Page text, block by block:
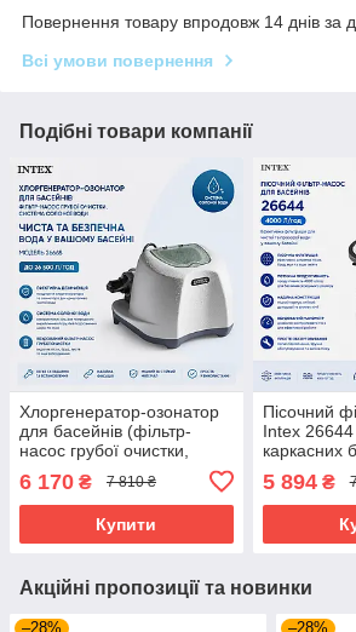
Повернення товару впродовж 14 днів за
Всі умови повернення
Подібні товари компанії
Хлоргенератор-озонатор
для басейнів (фільтр-
насос грубої очистки,
Intex 26668
6 170 ₴ 7 810 ₴
Купити
Пісочний
Intex
каркасних
5 894₴
Акційні пропозиції та новинки
–28% –28%